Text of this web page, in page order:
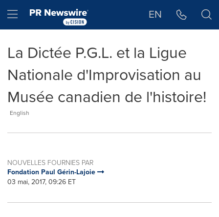
Hamburger menu EN
La Dictée P.G.L. et la Ligue
Nationale d'Improvisation au
Musée canadien de l'histoire!
English
NOUVELLES FOURNIES PAR
Fondation Paul Gérin-Lajoie
03 mai, 2017, 09:26 ET